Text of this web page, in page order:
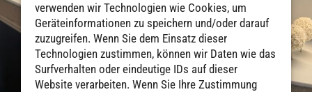
verwenden wir Technologien wie Cookies, um
Geräteinformationen zu speichern und/oder darauf
zuzugreifen. Wenn Sie dem Einsatz dieser
Technologien zustimmen, können wir Daten wie das
Surfverhalten oder eindeutige IDs auf dieser
Website verarbeiten. Wenn Sie Ihre Zustimmung